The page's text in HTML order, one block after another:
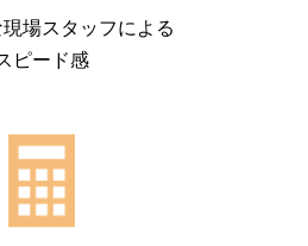
場スタッフによる
ピード感